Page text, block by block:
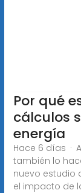
Por qué
cálculos
energía
Hace 6 días ·
también lo
nuevo estudio
el impacto de